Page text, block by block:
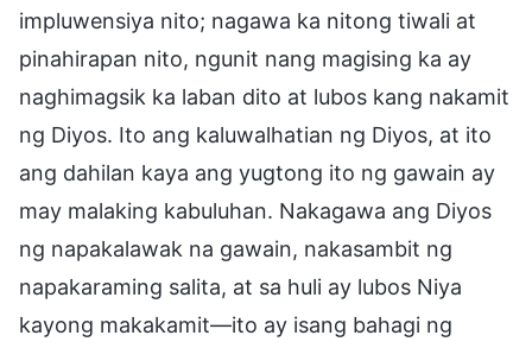
impluwensiya nito; nagawa ka nitong tiwali at
pinahirapan nito, ngunit nang magising ka ay
naghimagsik ka laban dito at lubos kang nakamit
ng Diyos. Ito ang kaluwalhatian ng Diyos, at ito
ang dahilan kaya ang yugtong ito ng gawain ay
may malaking kabuluhan. Nakagawa ang Diyos
ng napakalawak na gawain, nakasambit ng
napakaraming salita, at sa huli ay lubos Niya
kayong makakamit—ito ay isang bahagi ng